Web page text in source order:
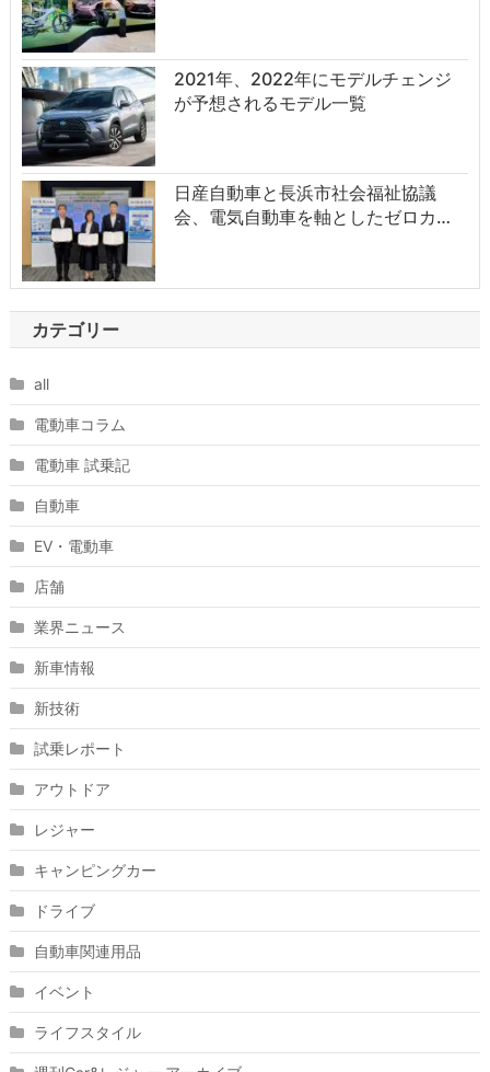
2021年、2022年にモデルチェンジ
が予想されるモデル一覧
日産自動車と長浜市社会福祉協議
会、電気自動車を軸としたゼロカ…
カテゴリー
all
電動車コラム
電動車 試乗記
自動車
EV・電動車
店舗
業界ニュース
新車情報
新技術
試乗レポート
アウトドア
レジャー
キャンピングカー
ドライブ
自動車関連用品
イベント
ライフスタイル